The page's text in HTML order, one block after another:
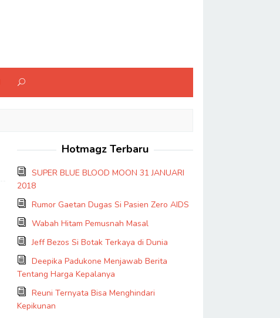
Hotmagz Terbaru
SUPER BLUE BLOOD MOON 31 JANUARI
2018
Rumor Gaetan Dugas Si Pasien Zero AIDS
Wabah Hitam Pemusnah Masal
Jeff Bezos Si Botak Terkaya di Dunia
Deepika Padukone Menjawab Berita
Tentang Harga Kepalanya
Reuni Ternyata Bisa Menghindari
Kepikunan